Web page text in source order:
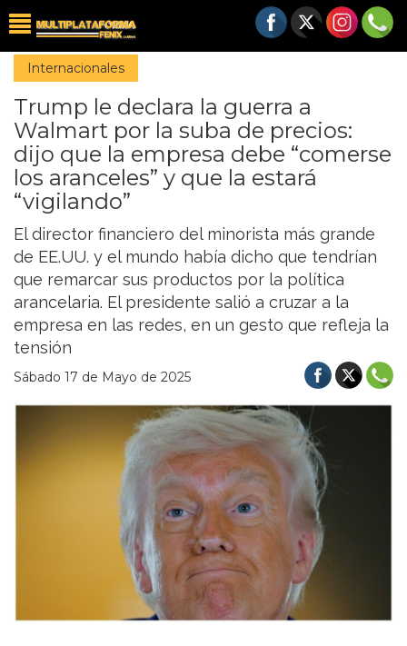
Internacionales
Trump le declara la guerra a
Walmart por la suba de precios:
dijo que la empresa debe “comerse
los aranceles” y que la estará
“vigilando”
El director financiero del minorista más grande
de EE.UU. y el mundo había dicho que tendrían
que remarcar sus productos por la política
arancelaria. El presidente salió a cruzar a la
empresa en las redes, en un gesto que refleja la
tensión
Sábado 17 de Mayo de 2025